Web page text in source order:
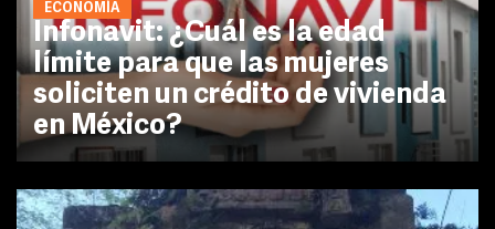
ECONOMÍA
Infonavit: ¿Cuál es la edad
límite para que las mujeres
soliciten un crédito de vivienda
en México?